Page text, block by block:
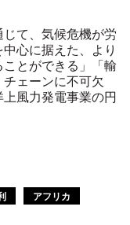
て、気候危機が労
心に据えた、より
とができる」「輸
ェーンに不可欠
風力発電事業の円
アフリカ